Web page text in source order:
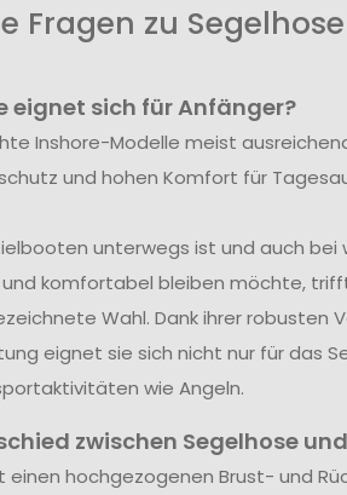
Fragen zu
eignet sich für Anfänger?
Inshore-Modelle meist
und hohen Komfort für
unterwegs ist und auch bei
und komfortabel bleiben möchte,
Wahl. Dank ihrer robusten
eignet sie sich nicht nur für das
wie Angeln.
zwischen Segelhose
einen hochgezogenen Brust- und